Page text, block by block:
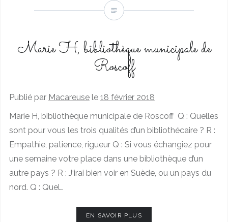
Marie H, bibliothèque municipale de
Roscoff
Publié par Macareusele 18 février 2018
Marie H, bibliothèque municipale de Roscoff Q : Quelles
sont pour vous les trois qualités d’un bibliothécaire ? R :
Empathie, patience, rigueur Q : Si vous échangiez pour
une semaine votre place dans une bibliothèque d’un
autre pays ? R : J‘irai bien voir en Suède, ou un pays du
nord. Q : Quel…
EN SAVOIR PLUS